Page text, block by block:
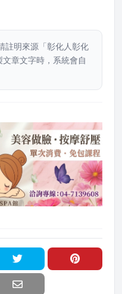
註明來源「彰化人彰化
文章文字時，系統會自